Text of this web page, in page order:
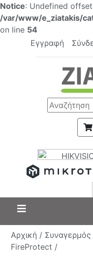
Notice: Undefined
/var/www/e_ziatakis/
on line 54
Εγγραφή
Αρχική /
FireProtect /